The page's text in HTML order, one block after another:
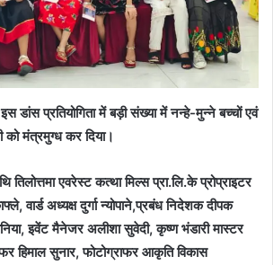
डांस प्रतियोगिता में बड़ी संख्या में नन्हे-मुन्ने बच्चों एवं
मंत्रमुग्ध कर दिया।
एवरेस्ट कत्था मिल्स प्रा.लि.के प्रोप्राइटर
वार्ड अध्यक्ष दुर्गा न्योपाने,प्रबंध निदेशक दीपक
इवेंट मैनेजर अलीशा सुवेदी, कृष्ण भंडारी मास्टर
हिमाल सुनार, फोटोग्राफर आकृति विकास